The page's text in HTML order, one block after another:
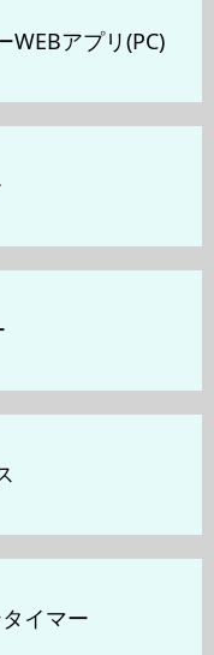
WEBアプリ(PC)
イマー